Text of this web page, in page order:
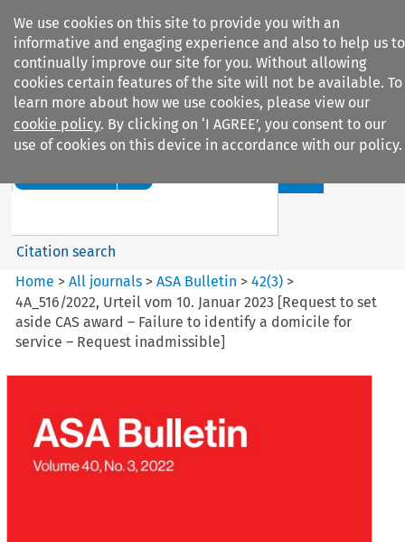
We use cookies on this site to provide you with an
informative and engaging experience and also to help us to
continually improve our site for you. Without allowing
cookies certain features of the site will not be available. To
learn more about how we use cookies, please view our
cookie policy. By clicking on ‘I AGREE’, you consent to our
use of cookies on this device in accordance with our policy.
Search filters
Search content
Citation search
Home >All journals >ASA Bulletin >42(3) >
4A_516/2022, Urteil vom 10. Januar 2023 [Request to set
aside CAS award – Failure to identify a domicile for
service – Request inadmissible]